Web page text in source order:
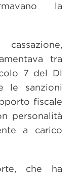
la
tra
7 del Dl
le sanzioni
fiscale
personalità
a carico
che ha